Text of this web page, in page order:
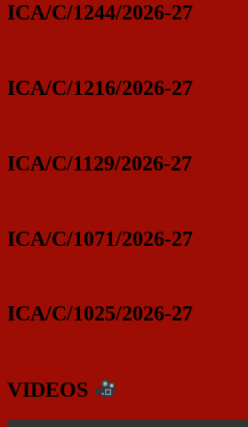
ICA/C/1244/2026-27
ICA/C/1216/2026-27
ICA/C/1129/2026-27
ICA/C/1071/2026-27
ICA/C/1025/2026-27
VIDEOS